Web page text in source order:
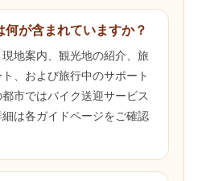
何が含まれていますか？
地案内、観光地の紹介、旅
、および旅行中のサポート
市ではバイク送迎サービス
は各ガイドページをご確認